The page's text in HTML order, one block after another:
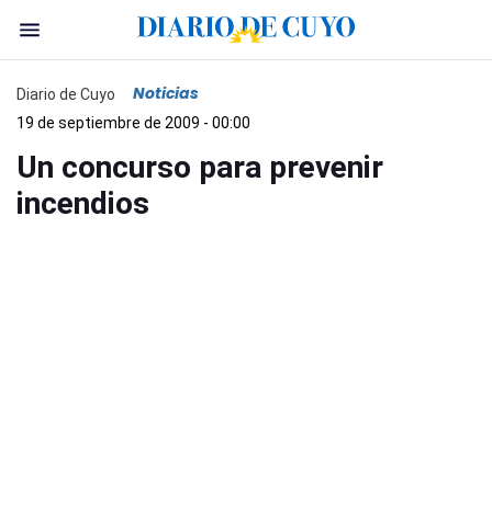
Diario de Cuyo Noticias
19 de septiembre de 2009 - 00:00
Un concurso para prevenir
incendios